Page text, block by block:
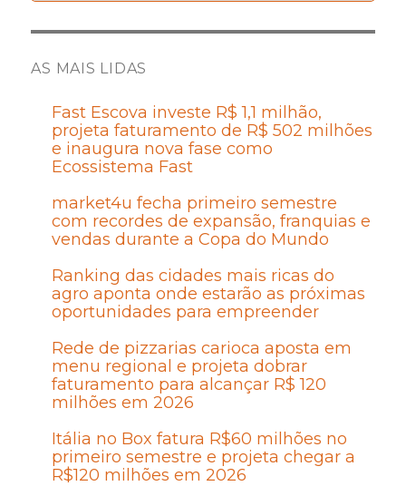
AS MAIS LIDAS
Fast Escova investe R$ 1,1 milhão,
projeta faturamento de R$ 502 milhões
e inaugura nova fase como
Ecossistema Fast
market4u fecha primeiro semestre
com recordes de expansão, franquias e
vendas durante a Copa do Mundo
Ranking das cidades mais ricas do
agro aponta onde estarão as próximas
oportunidades para empreender
Rede de pizzarias carioca aposta em
menu regional e projeta dobrar
faturamento para alcançar R$ 120
milhões em 2026
Itália no Box fatura R$60 milhões no
primeiro semestre e projeta chegar a
R$120 milhões em 2026